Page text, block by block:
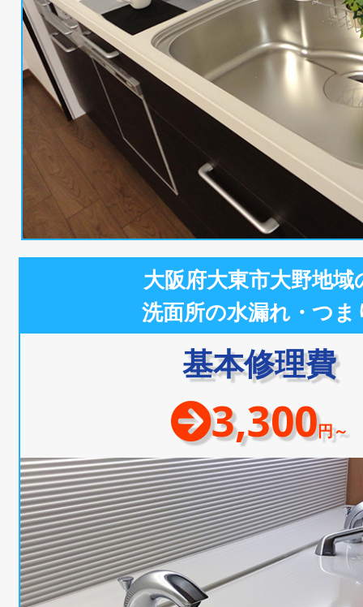
大阪府大東市大野地域
洗面所の水漏れ・つま
基本修理費
3,300円～